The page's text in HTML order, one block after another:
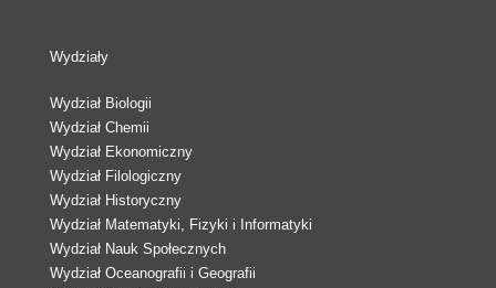
Wydziały
Wydział Biologii
Wydział Chemii
Wydział Ekonomiczny
Wydział Filologiczny
Wydział Historyczny
Wydział Matematyki, Fizyki i Informatyki
Wydział Nauk Społecznych
Wydział Oceanografii i Geografii